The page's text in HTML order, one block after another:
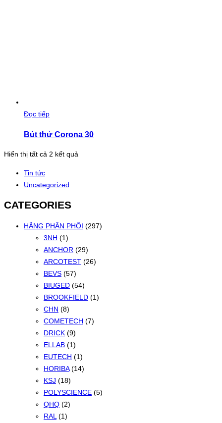
Đọc tiếp
Bút thử Corona 30
Hiển thị tất cả 2 kết quả
Tin tức
Uncategorized
CATEGORIES
HÃNG PHÂN PHỐI (297)
3NH (1)
ANCHOR (29)
ARCOTEST (26)
BEVS (57)
BIUGED (54)
BROOKFIELD (1)
CHN (8)
COMETECH (7)
DRICK (9)
ELLAB (1)
EUTECH (1)
HORIBA (14)
KSJ (18)
POLYSCIENCE (5)
QHQ (2)
RAL (1)